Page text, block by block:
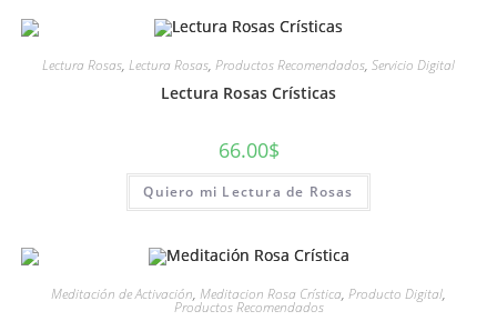
Lectura Rosas, Lectura Rosas, Productos Recomendados, Servicio Digital
Lectura Rosas Crísticas
66.00$
Quiero mi Lectura de Rosas
Meditación de Activación, Meditacion Rosa Crística, Producto Digital,
Productos Recomendados